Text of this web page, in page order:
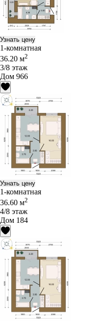
Узнать цену
1-комнатная
36.20 м2
3/8 этаж
Дом 966
Узнать цену
1-комнатная
36.60 м2
4/8 этаж
Дом 184